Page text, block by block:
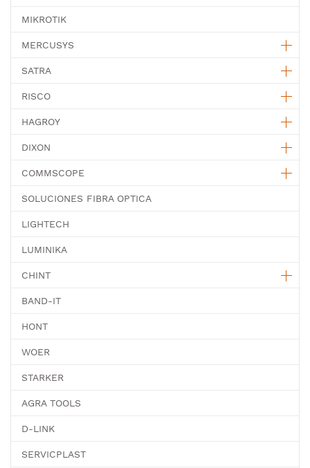
MIKROTIK
MERCUSYS
SATRA
RISCO
HAGROY
DIXON
COMMSCOPE
SOLUCIONES FIBRA OPTICA
LIGHTECH
LUMINIKA
CHINT
BAND-IT
HONT
WOER
STARKER
AGRA TOOLS
D-LINK
SERVICPLAST